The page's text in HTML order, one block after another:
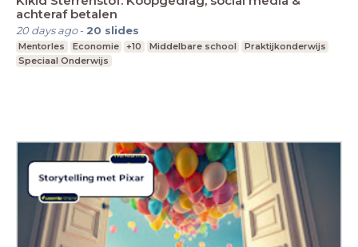
achteraf betalen
20 days ago- 20 slides
Mentorles Economie +10 Middelbare school
Praktijkonderwijs
Speciaal Onderwijs